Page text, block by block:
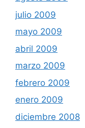
julio 2009
mayo 2009
abril 2009
marzo 2009
febrero 2009
enero 2009
diciembre 2008